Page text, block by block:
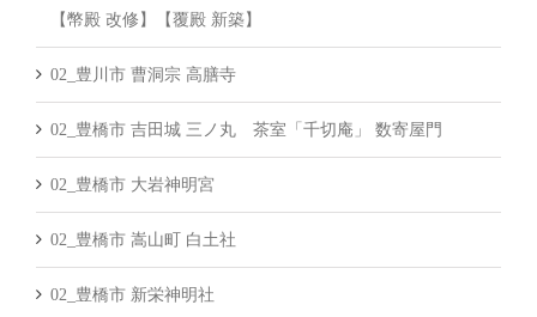
【幣殿 改修】【覆殿 新築】
02_豊川市 曹洞宗 高膳寺
02_豊橋市 吉田城 三ノ丸 茶室「千切庵」 数寄屋門
02_豊橋市 大岩神明宮
02_豊橋市 嵩山町 白土社
02_豊橋市 新栄神明社